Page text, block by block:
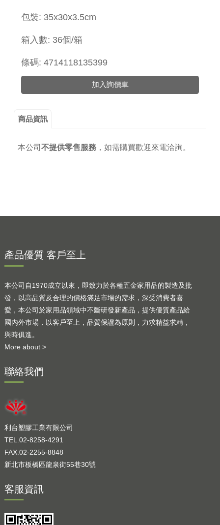
包裝: 35x30x3.5cm
箱入數: 36個/箱
條碼: 4714118135399
加入詢價車
商品資訊
本公司 不提供零售服務， 如需購買歡迎來電洽詢。
產品優質 客戶至上
本公司自1970成立以來，即致力於各種五金家用品的製造及批
發，以高品質及合理的價格滿足市場的需求，深受消費者喜
愛，本公司於家用品領域中不斷研發新產品，提供優質產品給
國內外市場，以客戶至上，品質保證為原則，力求精益求精，
與時俱進。
More about >
聯絡我們
利台塑膠工業有限公司
TEL.02-8258-4291
FAX.02-2255-8848
新北市板橋區龍泉街55巷30號
客服資訊